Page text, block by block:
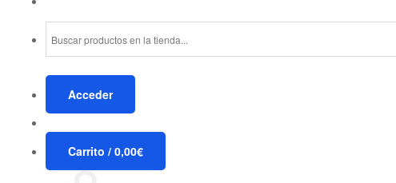
Acceder
Carrito / 0,00€